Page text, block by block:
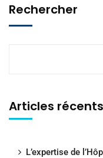
Rechercher
Articles récents
L’expertise de